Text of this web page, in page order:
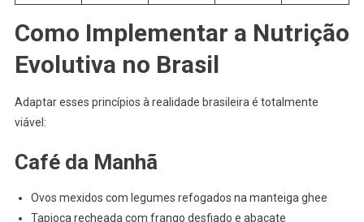
Como Implementar a Nutrição
Evolutiva no Brasil
Adaptar esses princípios à realidade brasileira é totalmente
viável:
Café da Manhã
Ovos mexidos com legumes refogados na manteiga ghee
Tapioca recheada com frango desfiado e abacate